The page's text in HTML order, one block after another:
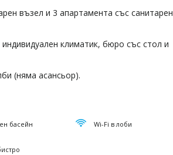
възел и 3 апартамента със санитарен
климатик, бюро със стол и
(няма асансьор).
басейн Wi-Fi в лоби